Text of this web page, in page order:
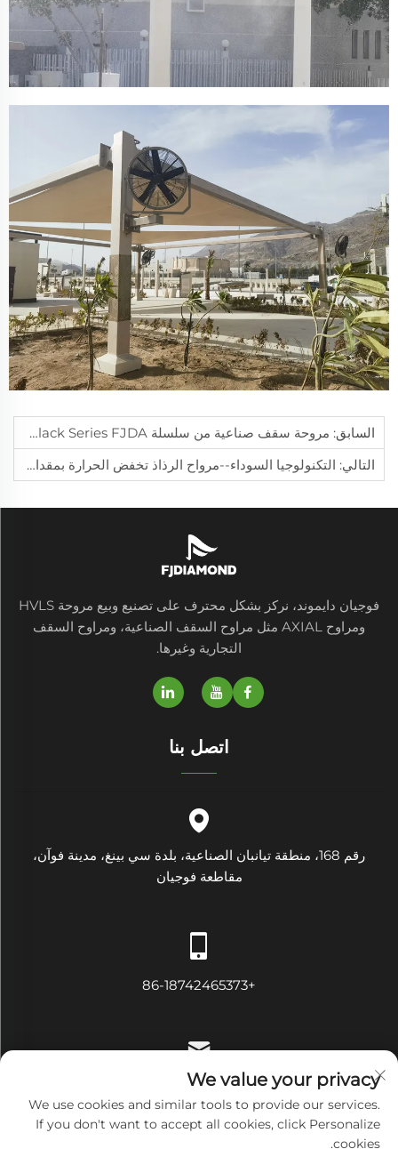
السابق: مروحة سقف صناعية من سلسلة Black Series FJDA —— اتفاقية وكيل حصري في كوريا
التالي: التكنولوجيا السوداء--مرواح الرذاذ تخفض الحرارة بمقدار 3-8℃ لموسم الحج في مكة المكرمة، المملكة العربية السعودية
فوجيان دايموند، نركز بشكل محترف على تصنيع وبيع مروحة HVLS
ومراوح AXIAL مثل مراوح السقف الصناعية، ومراوح السقف
التجارية وغيرها.
اتصل بنا
رقم 168، منطقة تيانبان الصناعية، بلدة سي بينغ، مدينة فوآن،
مقاطعة فوجيان
+86-18742465373
[email protected]
We value your privacy
We use cookies and similar tools to provide our services.
If you don't want to accept all cookies, click Personalize
cookies.